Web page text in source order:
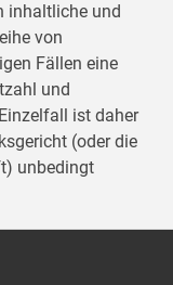
inhaltliche und
von
Fällen eine
und
ist daher
(oder die
unbedingt